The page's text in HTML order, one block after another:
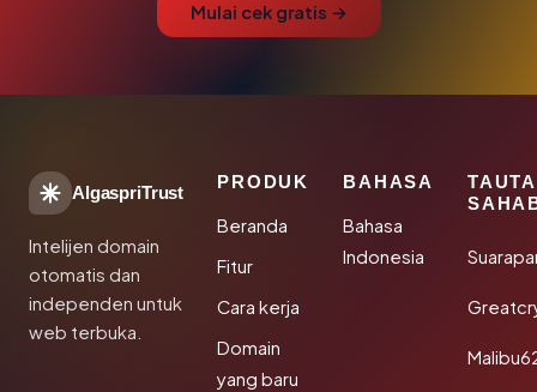
Mulai cek gratis →
AlgaspriTrust
Intelijen domain
otomatis dan
independen untuk
web terbuka.
PRODUK
Beranda
Fitur
Cara kerja
Domain
yang baru
BAHASA
Bahasa
Indonesia